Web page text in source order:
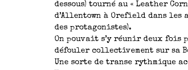
dessous) tourné au « Leather
d’Allentown à Orefield dans les
des protagonistes).
On pouvait s’y réunir deux fois
défouler collectivement sur sa
Une sorte de transe rythmique